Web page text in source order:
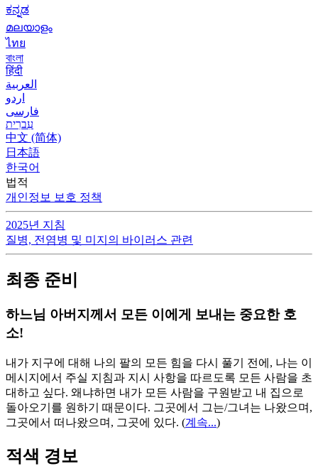
ಕನ್ನಡ
മലയാളം
ไทย
বাংলা
हिंदी
العربية
اردو
فارسی
עִברִית
中文 (简体)
日本語
한국어
법적
개인정보 보호 정책
2025년 지침
질병, 전염병 및 미지의 바이러스 관련
최종 준비
하느님 아버지께서 모든 이에게 보내는 중요한 호
소!
내가 지구에 대해 나의 팔의 모든 힘을 다시 풀기 전에, 나는 이
메시지에서 주실 지침과 지시 사항을 따르도록 모든 사람을 초
대하고 싶다. 왜냐하면 내가 모든 사람을 구원받고 내 집으로
돌아오기를 원하기 때문이다. 그곳에서 그는/그녀는 나왔으며,
그곳에서 떠나왔으며, 그곳에 있다. (계속...)
적색 경보